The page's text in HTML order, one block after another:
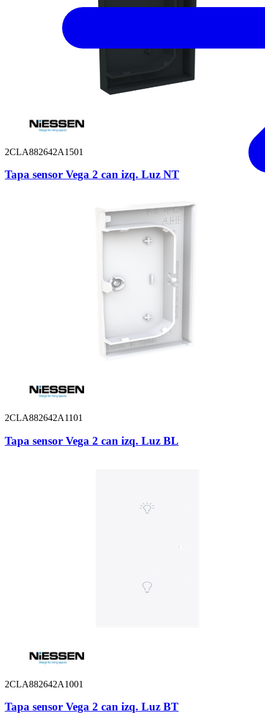
2CLA882642A1501
Tapa sensor Vega 2 can izq. Luz NT
2CLA882642A1101
Tapa sensor Vega 2 can izq. Luz BL
2CLA882642A1001
Tapa sensor Vega 2 can izq. Luz BT